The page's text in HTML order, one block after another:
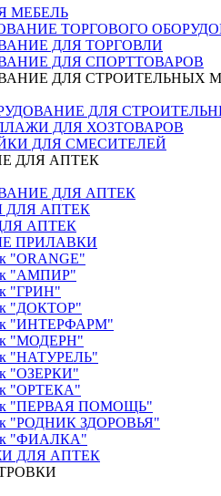
МЕБЕЛЬ
ТОРГОВОГО
ДЛЯ ТОРГОВЛИ
ДЛЯ СПОРТТОВАРОВ
ДЛЯ СТРОИТЕЛЬНЫХ
ДЛЯ
ДЛЯ ХОЗТОВАРОВ
ДЛЯ СМЕСИТЕЛЕЙ
ДЛЯ АПТЕК
ДЛЯ АПТЕК
ДЛЯ АПТЕК
АПТЕК
ПРИЛАВКИ
"ORANGE"
"АМПИР"
"ГРИН"
"ДОКТОР"
"ИНТЕРФАРМ"
"МОДЕРН"
"НАТУРЕЛЬ"
"ОЗЕРКИ"
"ОРТЕКА"
"ПЕРВАЯ ПОМОЩЬ"
"РОДНИК ЗДОРОВЬЯ"
"ФИАЛКА"
ДЛЯ АПТЕК